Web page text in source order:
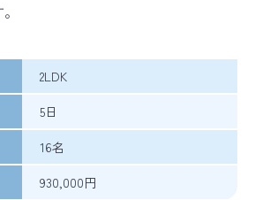
2LDK
5日
16名
930,000円